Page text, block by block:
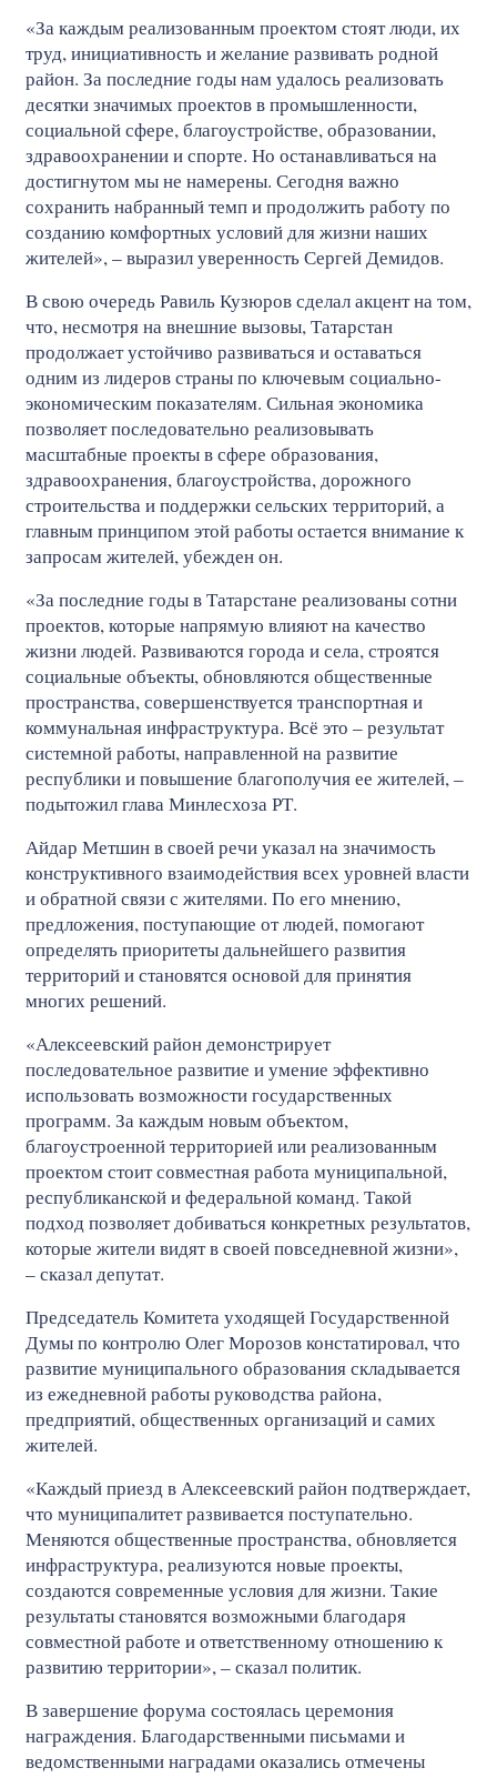
«За каждым реализованным проектом стоят люди, их
труд, инициативность и желание развивать родной
район. За последние годы нам удалось реализовать
десятки значимых проектов в промышленности,
социальной сфере, благоустройстве, образовании,
здравоохранении и спорте. Но останавливаться на
достигнутом мы не намерены. Сегодня важно
сохранить набранный темп и продолжить работу по
созданию комфортных условий для жизни наших
жителей», – выразил уверенность Сергей Демидов.
В свою очередь Равиль Кузюров сделал акцент на том,
что, несмотря на внешние вызовы, Татарстан
продолжает устойчиво развиваться и оставаться
одним из лидеров страны по ключевым социально-
экономическим показателям. Сильная экономика
позволяет последовательно реализовывать
масштабные проекты в сфере образования,
здравоохранения, благоустройства, дорожного
строительства и поддержки сельских территорий, а
главным принципом этой работы остается внимание к
запросам жителей, убежден он.
«За последние годы в Татарстане реализованы сотни
проектов, которые напрямую влияют на качество
жизни людей. Развиваются города и села, строятся
социальные объекты, обновляются общественные
пространства, совершенствуется транспортная и
коммунальная инфраструктура. Всё это – результат
системной работы, направленной на развитие
республики и повышение благополучия ее жителей, –
подытожил глава Минлесхоза РТ.
Айдар Метшин в своей речи указал на значимость
конструктивного взаимодействия всех уровней власти
и обратной связи с жителями. По его мнению,
предложения, поступающие от людей, помогают
определять приоритеты дальнейшего развития
территорий и становятся основой для принятия
многих решений.
«Алексеевский район демонстрирует
последовательное развитие и умение эффективно
использовать возможности государственных
программ. За каждым новым объектом,
благоустроенной территорией или реализованным
проектом стоит совместная работа муниципальной,
республиканской и федеральной команд. Такой
подход позволяет добиваться конкретных результатов,
которые жители видят в своей повседневной жизни»,
– сказал депутат.
Председатель Комитета уходящей Государственной
Думы по контролю Олег Морозов констатировал, что
развитие муниципального образования складывается
из ежедневной работы руководства района,
предприятий, общественных организаций и самих
жителей.
«Каждый приезд в Алексеевский район подтверждает,
что муниципалитет развивается поступательно.
Меняются общественные пространства, обновляется
инфраструктура, реализуются новые проекты,
создаются современные условия для жизни. Такие
результаты становятся возможными благодаря
совместной работе и ответственному отношению к
развитию территории», – сказал политик.
В завершение форума состоялась церемония
награждения. Благодарственными письмами и
ведомственными наградами оказались отмечены